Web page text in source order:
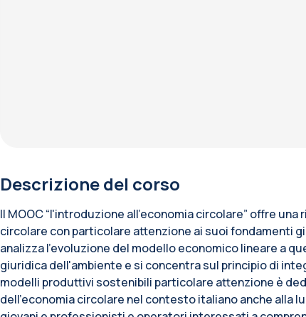
Descrizione del corso
Il MOOC “l'introduzione all'economia circolare” offre
circolare con particolare attenzione ai suoi fondamenti
analizza l'evoluzione del modello economico lineare a
giuridica dell'ambiente e si concentra sul principio di
modelli produttivi sostenibili particolare attenzione è
dell'economia circolare nel contesto italiano anche alla